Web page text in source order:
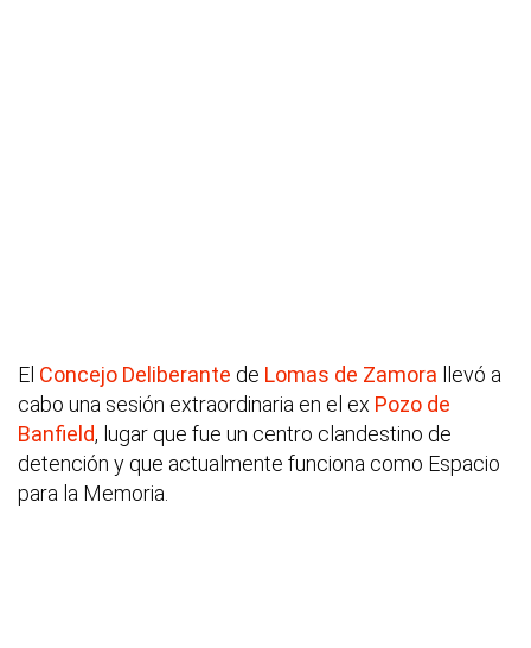
El Concejo Deliberante de Lomas de Zamora llevó a
cabo una sesión extraordinaria en el ex Pozo de
Banfield, lugar que fue un centro clandestino de
detención y que actualmente funciona como Espacio
para la Memoria.